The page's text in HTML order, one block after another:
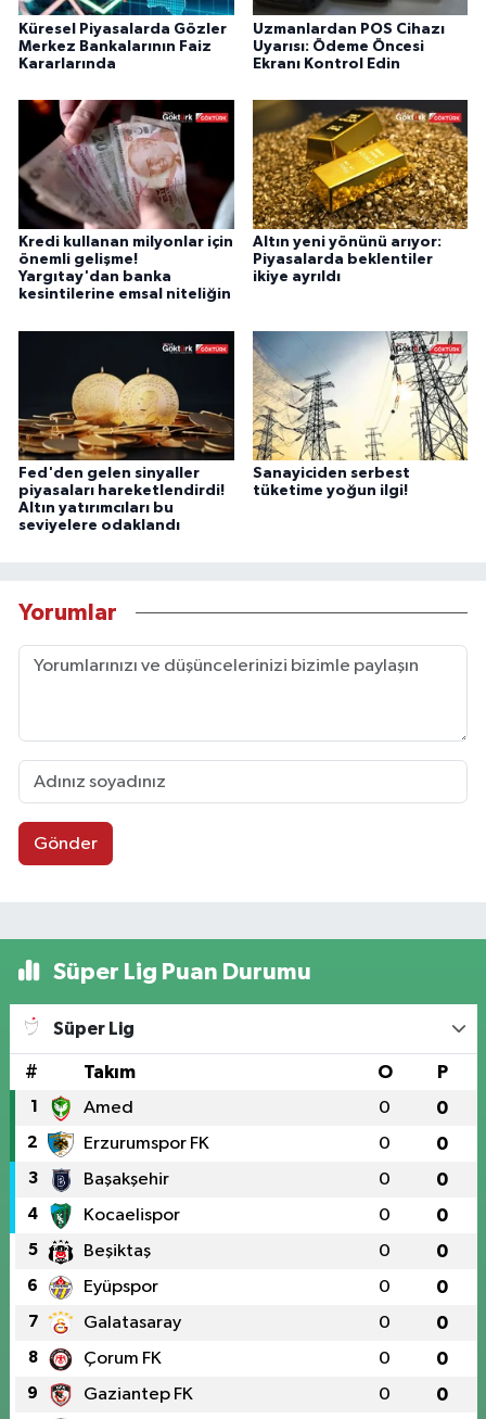
Küresel Piyasalarda Gözler
Merkez Bankalarının Faiz
Kararlarında
Uzmanlardan POS Cihazı
Uyarısı: Ödeme Öncesi
Ekranı Kontrol Edin
Kredi kullanan milyonlar için
önemli gelişme!
Yargıtay'dan banka
kesintilerine emsal niteliğin
Altın yeni yönünü arıyor:
Piyasalarda beklentiler
ikiye ayrıldı
Fed'den gelen sinyaller
piyasaları hareketlendirdi!
Altın yatırımcıları bu
seviyelere odaklandı
Sanayiciden serbest
tüketime yoğun ilgi!
Yorumlar
Gönder
Süper Lig Puan Durumu
Süper Lig
# Takım O P
1 Amed 0 0
2 Erzurumspor FK 0 0
3 Başakşehir 0 0
4 Kocaelispor 0 0
5 Beşiktaş 0 0
6 Eyüpspor 0 0
7 Galatasaray 0 0
8 Çorum FK 0 0
9 Gaziantep FK 0 0